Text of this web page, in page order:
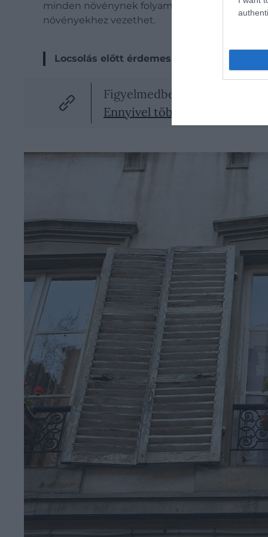
minden növénynek folyamatosan vízre van
növényekhez vezethet.
Locsolás előtt érdemes ujjal ellenőrizni a
Figyelmedbe ajánljuk!
Ennyivel több vízre van